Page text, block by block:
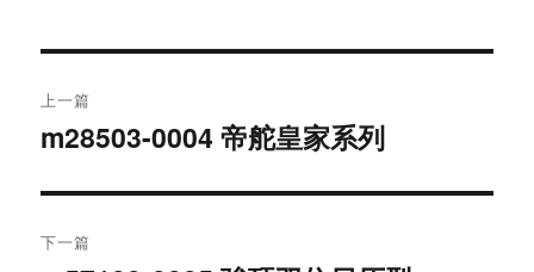
章
航
上一篇
上
文
章：
m28503-0004 帝舵皇家系列
下一篇